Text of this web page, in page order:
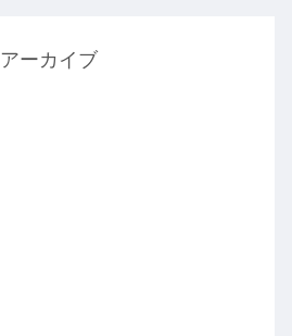
アーカイブ